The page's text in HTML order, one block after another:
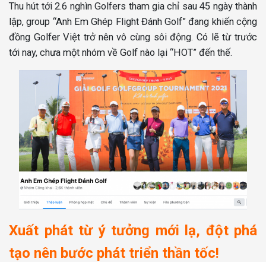
Thu hút tới 2.6 nghìn Golfers tham gia chỉ sau 45 ngày thành
lập, group “Anh Em Ghép Flight Đánh Golf” đang khiến cộng
đồng Golfer Việt trở nên vô cùng sôi động. Có lẽ từ trước
tới nay, chưa một nhóm về Golf nào lại “HOT” đến thế.
Xuất phát từ ý tưởng mới lạ, đột phá
tạo nên bước phát triển thần tốc!